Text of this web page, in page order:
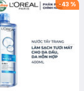
-43 %